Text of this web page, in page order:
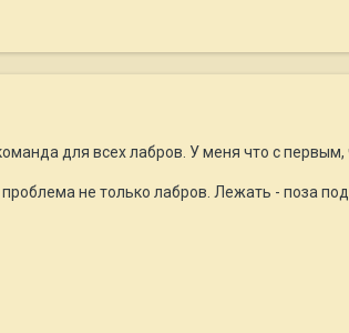
для всех лабров. У меня что с первым,
не только лабров. Лежать - поза